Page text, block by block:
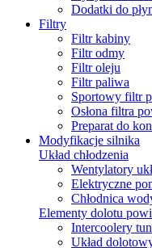
Dodatki do
Filtry
Filtr kabiny
Filtr odmy
Filtr oleju
Filtr paliwa
Sportowy filtr
Osłona filtra
Preparat do
Modyfikacje silnika
Układ chłodzenia
Wentylatory
Elektryczne
Chłodnica
Elementy dolotu
Intercoolery
Układ